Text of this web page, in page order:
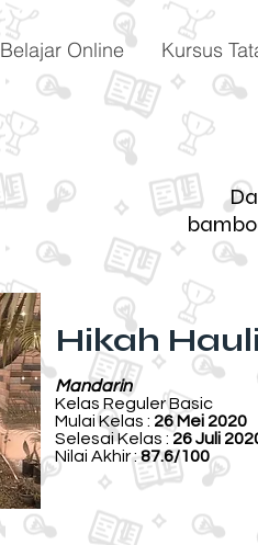
Belajar Online Kursus
Hikah
Mandarin
Kelas Reguler Basic
Mulai Kelas : 26 Mei 2020
Selesai Kelas : 26 Juli
Nilai Akhir :87.6/100